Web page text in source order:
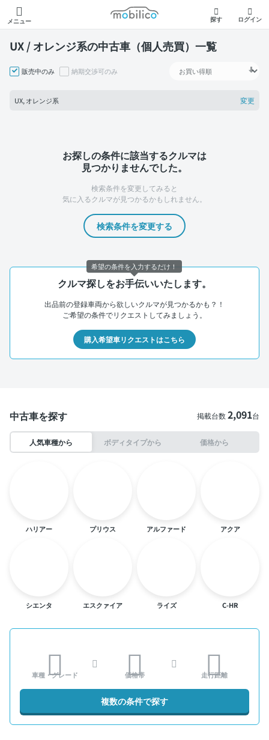
メニュー
モビリコ
探す ログイン
UX / オレンジ系の中古車（個人売買）一覧
販売中のみ 納期交渉可のみ
UX, オレンジ系 変更
お探しの条件に該当するクルマは
見つかりませんでした。
検索条件を変更してみると
気に入るクルマが見つかるかもしれません。
検索条件を変更する
クルマ探しをお手伝いいたします。
出品前の登録車両から欲しいクルマが見つかるかも？！
ご希望の条件でリクエストしてみましょう。
購入希望車リクエストはこちら
中古車を探す 掲載台数2,091台
人気車種から ボディタイプから 価格から
ハリアー プリウス アルファード アクア
シエンタ エスクァイア ライズ C-HR
車種・グレード 価格帯 走行距離
複数の条件で探す
希望の条件を入力するだけ！